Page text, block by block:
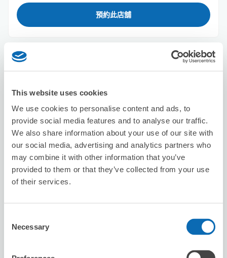
This website uses cookies
We use cookies to personalise content and ads, to
provide social media features and to analyse our traffic.
We also share information about your use of our site with
our social media, advertising and analytics partners who
may combine it with other information that you’ve
provided to them or that they’ve collected from your use
of their services.
Selection
Necessary
預約此店舖
Okinawa Yamato Transport AEON Mall
本日營業時間: 10:00〜22:00
可保管的行李數
8/16 日